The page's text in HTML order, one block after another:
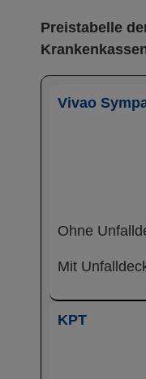
Preistabelle
Vivao
Ohne
Mit
KPT